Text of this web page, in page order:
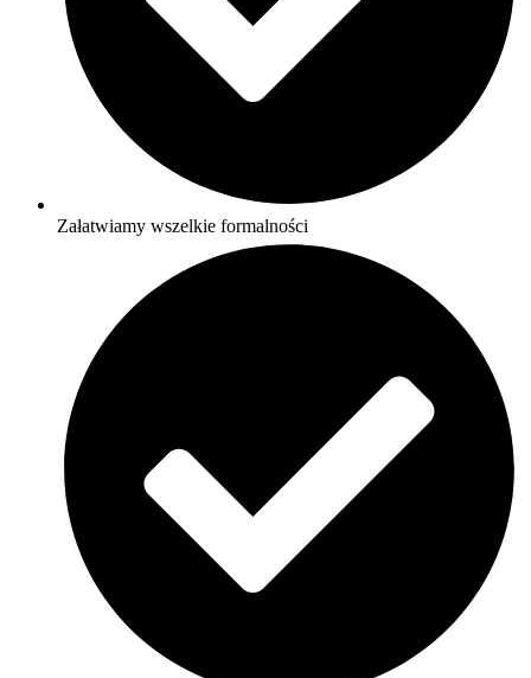
Załatwiamy wszelkie formalności